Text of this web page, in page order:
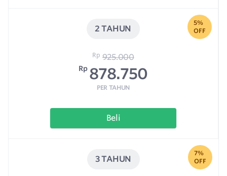
2 TAHUN
5%
OFF
Rp 925.000
Rp 878.750
PER TAHUN
Beli
3 TAHUN
7%
OFF